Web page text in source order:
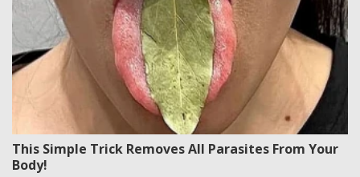
This Simple Trick Removes All Parasites From Your
Body!